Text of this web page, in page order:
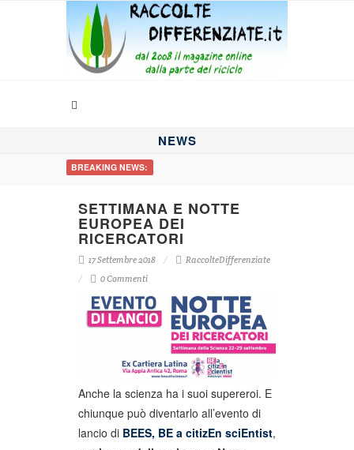
NEWS
BREAKING NEWS:
SETTIMANA E NOTTE
EUROPEA DEI
RICERCATORI
17 Settembre 2018
RaccolteDifferenziate
0 Commenti
Anche la scienza ha i suoi supereroi. E
chiunque può diventarlo all’evento di
lancio di BEES, BE a citizEn sciEntist,